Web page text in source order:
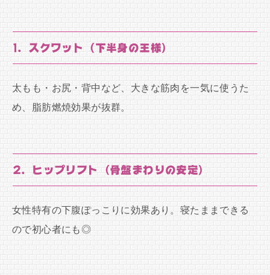
1. スクワット（下半身の王様）
太もも・お尻・背中など、大きな筋肉を一気に使うた
め、脂肪燃焼効果が抜群。
2. ヒップリフト（骨盤まわりの安定）
女性特有の下腹ぽっこりに効果あり。寝たままできる
ので初心者にも◎